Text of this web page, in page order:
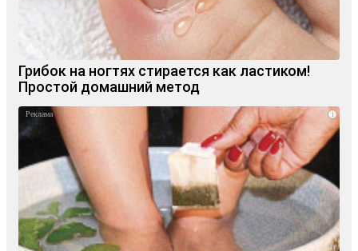
Грибок на ногтях стирается как ластиком!
Простой домашний метод
i